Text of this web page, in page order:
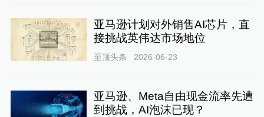
亚马逊计划对外销售AI芯片，直
接挑战英伟达市场地位
至顶头条 2026-06-23
亚马逊、Meta自由现金流率先遭
到挑战，AI泡沫已现？